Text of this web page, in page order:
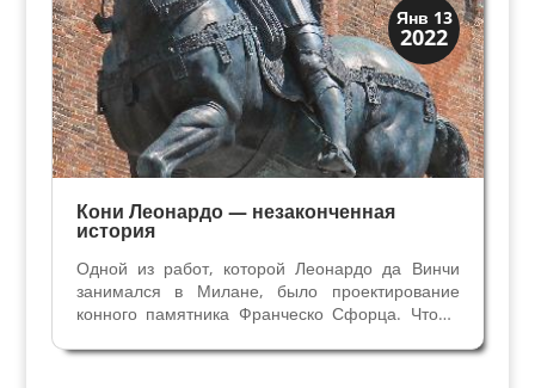
Янв 13
2022
Загадки прошлого
История
Кони Леонардо — незаконченная
история
Одной из работ, которой Леонардо да Винчи
занимался в Милане, было проектирование
конного памятника Франческо Сфорца. Чтобы
Людовико иль Моро, Леонардо да Винчи